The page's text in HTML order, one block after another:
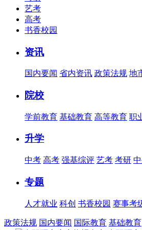
艺考
高考
书香校园
资讯
国内要闻 省内资讯 政策法规 地
院校
学前教育 基础教育 高等教育 职
升学
中考 高考 强基综评 艺考 考研
专题
人才就业 科创 书香校园 赛事考
政策法规 国内要闻 国际教育 基础教育